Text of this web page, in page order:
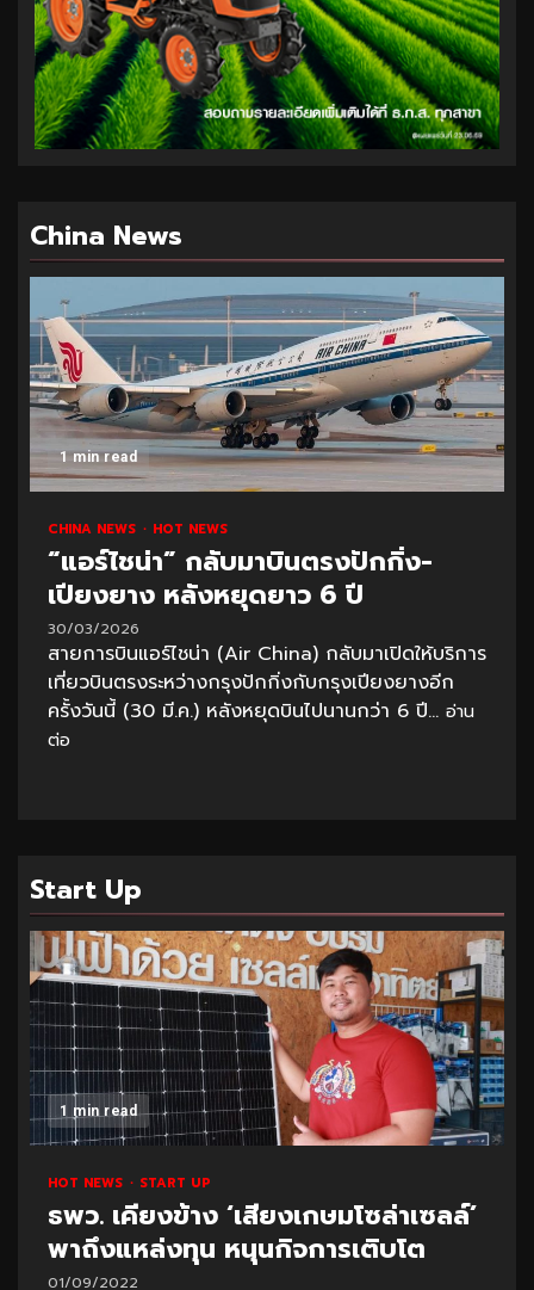
China News
1 min read
CHINA NEWS HOT NEWS
“แอร์ไชน่า” กลับมาบินตรงปักกิ่ง-
เปียงยาง หลังหยุดยาว 6 ปี
30/03/2026
สายการบินแอร์ไชน่า (Air China) กลับมาเปิดให้บริการ
เที่ยวบินตรงระหว่างกรุงปักกิ่งกับกรุงเปียงยางอีก
ครั้งวันนี้ (30 มี.ค.) หลังหยุดบินไปนานกว่า 6 ปี... อ่าน
ต่อ
Start Up
1 min read
HOT NEWS START UP
ธพว. เคียงข้าง ‘เสียงเกษมโซล่าเซลล์’
พาถึงแหล่งทุน หนุนกิจการเติบโต
01/09/2022